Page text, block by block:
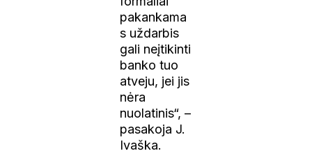
pakankama
s uždarbis
gali neįtikinti
banko tuo
atveju, jei jis
nėra
nuolatinis“, –
pasakoja J.
Ivaška.